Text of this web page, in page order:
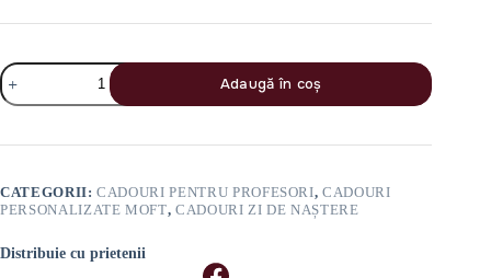
Cantitate
Set
Cadou
„Luxury
Adaugă în coș
CATEGORII:CADOURI PENTRU PROFESORI,CADOURI
PERSONALIZATE MOFT,CADOURI ZI DE NAȘTERE
Distribuie cu prietenii